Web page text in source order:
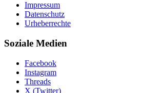
Impressum
Datenschutz
Urheberrechte
Soziale Medien
Facebook
Instagram
Threads
X (Twitter)